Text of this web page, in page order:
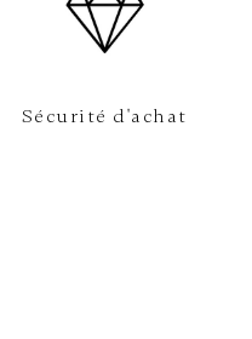
Sécurité d'achat